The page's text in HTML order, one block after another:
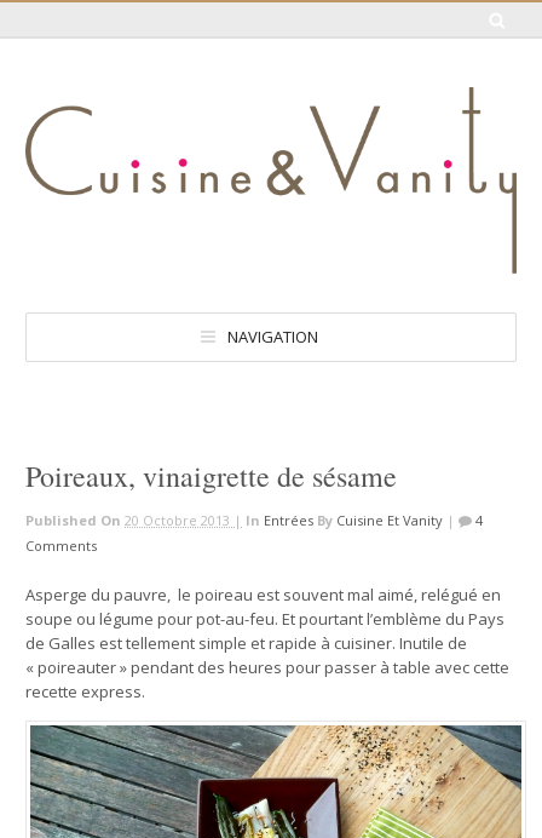
NAVIGATION
Poireaux, vinaigrette de sésame
Published On20 Octobre 2013 | In Entrées By Cuisine Et Vanity |
4
Comments
Asperge du pauvre, le poireau est souvent mal aimé, relégué en
soupe ou légume pour pot-au-feu. Et pourtant l’emblème du Pays
de Galles est tellement simple et rapide à cuisiner. Inutile de
« poireauter » pendant des heures pour passer à table avec cette
recette express.